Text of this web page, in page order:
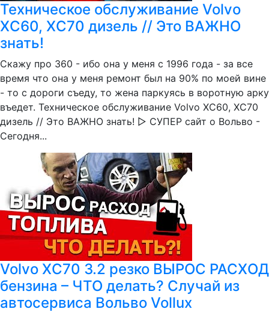
Техническое обслуживание Volvo
ХС60, ХС70 дизель // Это ВАЖНО
знать!
Скажу про 360 - ибо она у меня с 1996 года - за все
время что она у меня ремонт был на 90% по моей вине
- то с дороги съеду, то жена паркуясь в воротную арку
въедет. Техническое обслуживание Volvo ХС60, ХС70
дизель // Это ВАЖНО знать! ▷ СУПЕР сайт о Вольво -
Сегодня...
Volvo XC70 3.2 резко ВЫРОС РАСХОД
бензина – ЧТО делать? Случай из
автосервиса Вольво Vollux